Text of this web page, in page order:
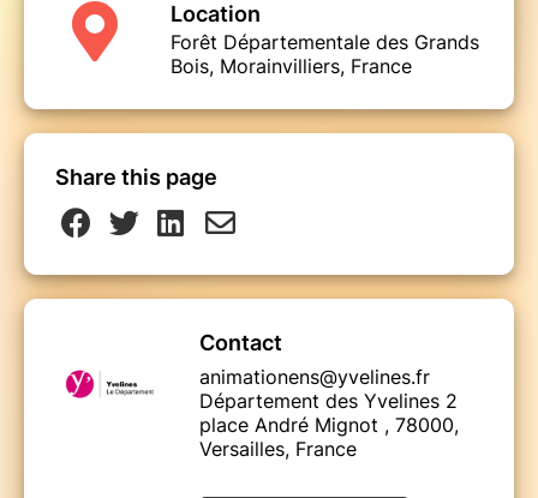
Location
Forêt Départementale des Grands
Bois, Morainvilliers, France
Share this page
Contact
animationens@yvelines.fr
Département des Yvelines 2
place André Mignot , 78000,
Versailles, France